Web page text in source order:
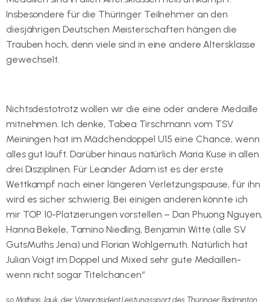
Insbesondere für die Thüringer Teilnehmer an den
diesjährigen Deutschen Meisterschaften hängen die
Trauben hoch, denn viele sind in eine andere Altersklasse
gewechselt.
Nichtsdestotrotz wollen wir die eine oder andere Medaille
mitnehmen. Ich denke, Tabea Tirschmann vom TSV
Meiningen hat im Mädchendoppel U15 eine Chance, wenn
alles gut läuft. Darüber hinaus natürlich Maria Kuse in allen
drei Disziplinen. Für Leander Adam ist es der erste
Wettkampf nach einer längeren Verletzungspause, für ihn
wird es sicher schwierig. Bei einigen anderen könnte ich
mir TOP 10-Platzierungen vorstellen – Dan Phuong Nguyen,
Hanna Bekele, Tamino Niedling, Benjamin Witte (alle SV
GutsMuths Jena) und Florian Wohlgemuth. Natürlich hat
Julian Voigt im Doppel und Mixed sehr gute Medaillen-
wenn nicht sogar Titelchancen“
so Mathias Jauk, der Vizepräsident Leistungssport des Thüringer Badminton